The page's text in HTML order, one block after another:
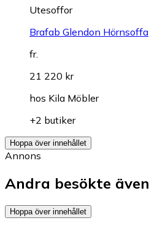
Utesoffor
Brafab Glendon Hörnsoffa
fr.
21 220 kr
hos Kila Möbler
+2 butiker
Hoppa över innehållet
Annons
Andra besökte även
Hoppa över innehållet